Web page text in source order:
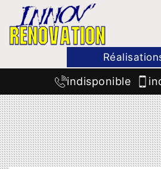
indisponible